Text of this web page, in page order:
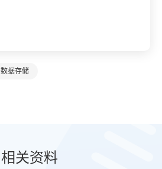
数据存储
相关资料